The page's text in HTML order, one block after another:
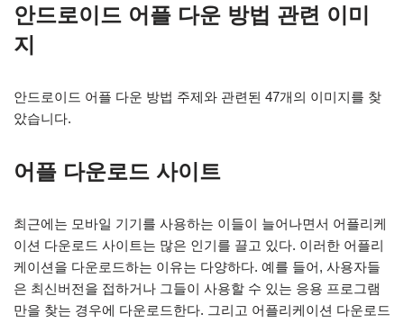
안드로이드 어플 다운 방법 관련 이미
지
안드로이드 어플 다운 방법 주제와 관련된 47개의 이미지를 찾
았습니다.
어플 다운로드 사이트
최근에는 모바일 기기를 사용하는 이들이 늘어나면서 어플리케
이션 다운로드 사이트는 많은 인기를 끌고 있다. 이러한 어플리
케이션을 다운로드하는 이유는 다양하다. 예를 들어, 사용자들
은 최신버전을 접하거나 그들이 사용할 수 있는 응용 프로그램
만을 찾는 경우에 다운로드한다. 그리고 어플리케이션 다운로드